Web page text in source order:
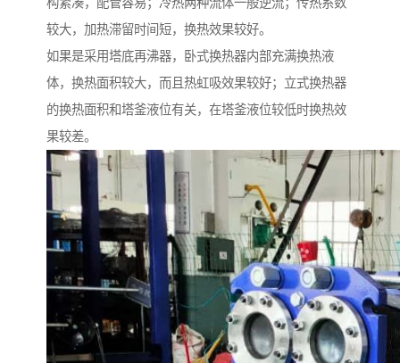
较大，加热滞留时间短，换热效果较好。
如果是采用塔底再沸器，卧式换热器内部充满换热液
体，换热面积较大，而且热虹吸效果较好；立式换热器
的换热面积和塔釜液位有关，在塔釜液位较低时换热效
果较差。